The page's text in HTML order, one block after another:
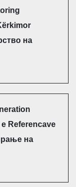
на
Referencave
на